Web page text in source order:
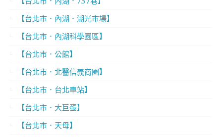
【台北市．內湖．湖光市場】
【台北市．內湖科學園區】
【台北市．公館】
【台北市．北醫信義商圈】
【台北市．台北車站】
【台北市．大巨蛋】
【台北市．天母】